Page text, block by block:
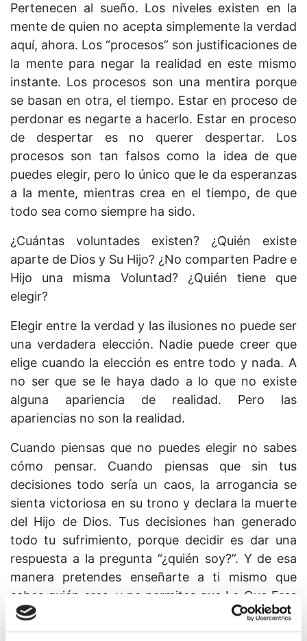
Pertenecen al sueño. Los niveles existen en la
mente de quien no acepta simplemente la verdad
aquí, ahora. Los “procesos” son justificaciones de
la mente para negar la realidad en este mismo
instante. Los procesos son una mentira porque
se basan en otra, el tiempo. Estar en proceso de
perdonar es negarte a hacerlo. Estar en proceso
de despertar es no querer despertar. Los
procesos son tan falsos como la idea de que
puedes elegir, pero lo único que le da esperanzas
a la mente, mientras crea en el tiempo, de que
todo sea como siempre ha sido.
¿Cuántas voluntades existen? ¿Quién existe
aparte de Dios y Su Hijo? ¿No comparten Padre e
Hijo una misma Voluntad? ¿Quién tiene que
elegir?
Elegir entre la verdad y las ilusiones no puede ser
una verdadera elección. Nadie puede creer que
elige cuando la elección es entre todo y nada. A
no ser que se le haya dado a lo que no existe
alguna apariencia de realidad. Pero las
apariencias no son la realidad.
Cuando piensas que no puedes elegir no sabes
cómo pensar. Cuando piensas que sin tus
decisiones todo sería un caos, la arrogancia se
sienta victoriosa en su trono y declara la muerte
del Hijo de Dios. Tus decisiones han generado
todo tu sufrimiento, porque decidir es dar una
respuesta a la pregunta “¿quién soy?”. Y de esa
manera pretendes enseñarte a ti mismo que
sabes quién eres, y no permites que Lo Que Eres
te enseñe a ti.